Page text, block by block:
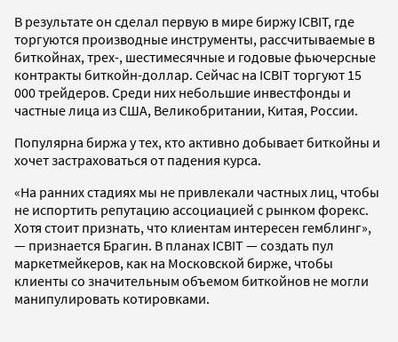
В результате он сделал первую в мире биржу ICBIT, где
торгуются производные инструменты, рассчитываемые в
биткойнах, трех-, шестимесячные и годовые фьючерсные
контракты биткойн-доллар. Сейчас на ICBIT торгуют 15
000 трейдеров. Среди них небольшие инвестфонды и
частные лица из США, Великобритании, Китая, России.
Популярна биржа у тех, кто активно добывает биткойны и
хочет застраховаться от падения курса.
«На ранних стадиях мы не привлекали частных лиц, чтобы
не испортить репутацию ассоциацией с рынком форекс.
Хотя стоит признать, что клиентам интересен гемблинг»,
— признается Брагин. В планах ICBIT — создать пул
маркетмейкеров, как на Московской бирже, чтобы
клиенты со значительным объемом биткойнов не могли
манипулировать котировками.